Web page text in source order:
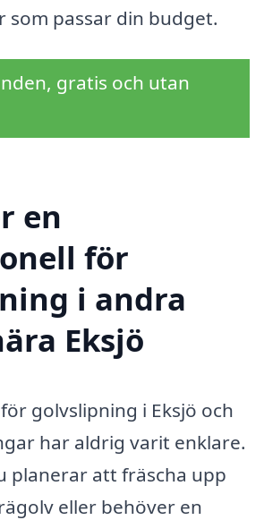
som passar din budget.
gratis och utan
en
för
i andra
Eksjö
golvslipning i Eksjö och
har aldrig varit enklare.
planerar att fräscha upp
eller behöver en